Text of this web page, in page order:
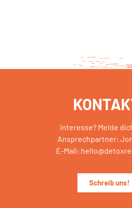
Interesse? Melde
Ansprechpartner:
E-Mail:
Schreib uns!